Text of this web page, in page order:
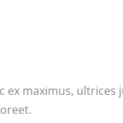
ex maximus, ultrices